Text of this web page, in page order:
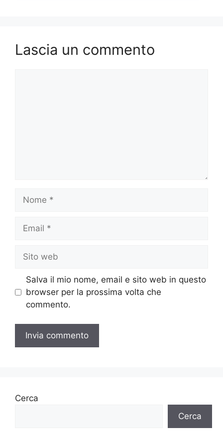
Lascia un commento
Nome
Email
Sito
web
Salva il mio nome, email e sito web in questo
browser per la prossima volta che
commento.
Cerca
Cerca